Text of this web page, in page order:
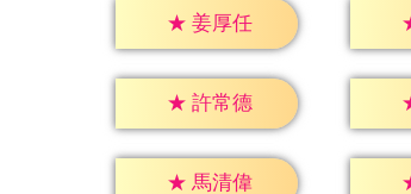
★ 姜厚任
★ 許常德
★ 馬清偉